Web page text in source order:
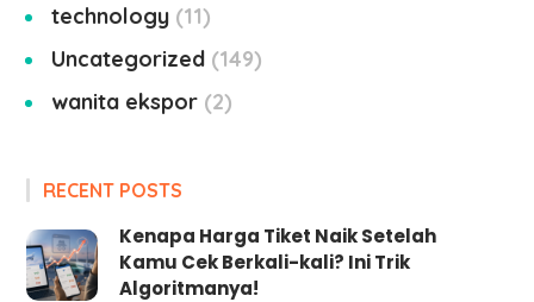
technology 11
Uncategorized 149
wanita ekspor 2
RECENT POSTS
Kenapa Harga Tiket Naik Setelah
Kamu Cek Berkali-kali? Ini Trik
Algoritmanya!